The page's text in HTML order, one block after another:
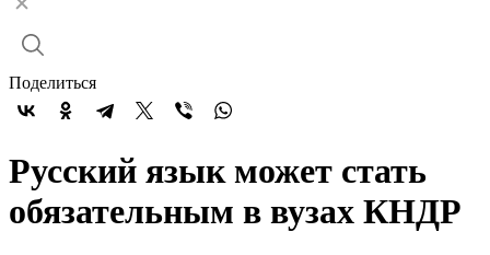
Поделиться
Русский язык может стать
обязательным в вузах КНДР